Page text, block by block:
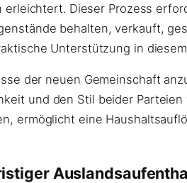
Dieser Prozess
behalten, verkauft,
Unterstützung in
der neuen Gemeinschaft
und den Stil beider
ermöglicht eine